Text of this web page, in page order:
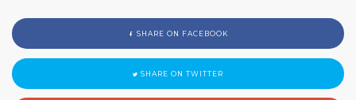
SHARE ON FACEBOOK
SHARE ON TWITTER